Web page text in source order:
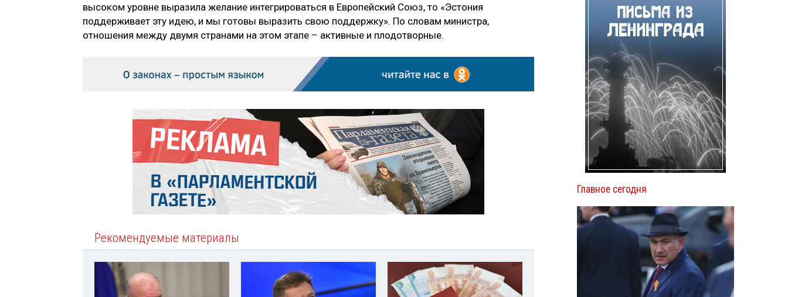
высоком уровне выразила желание интегрироваться в Европейский Союз, то «Эстония
поддерживает эту идею, и мы готовы выразить свою поддержку». По словам министра,
отношения между двумя странами на этом этапе – активные и плодотворные.
Рекомендуемые материалы
Главное сегодня